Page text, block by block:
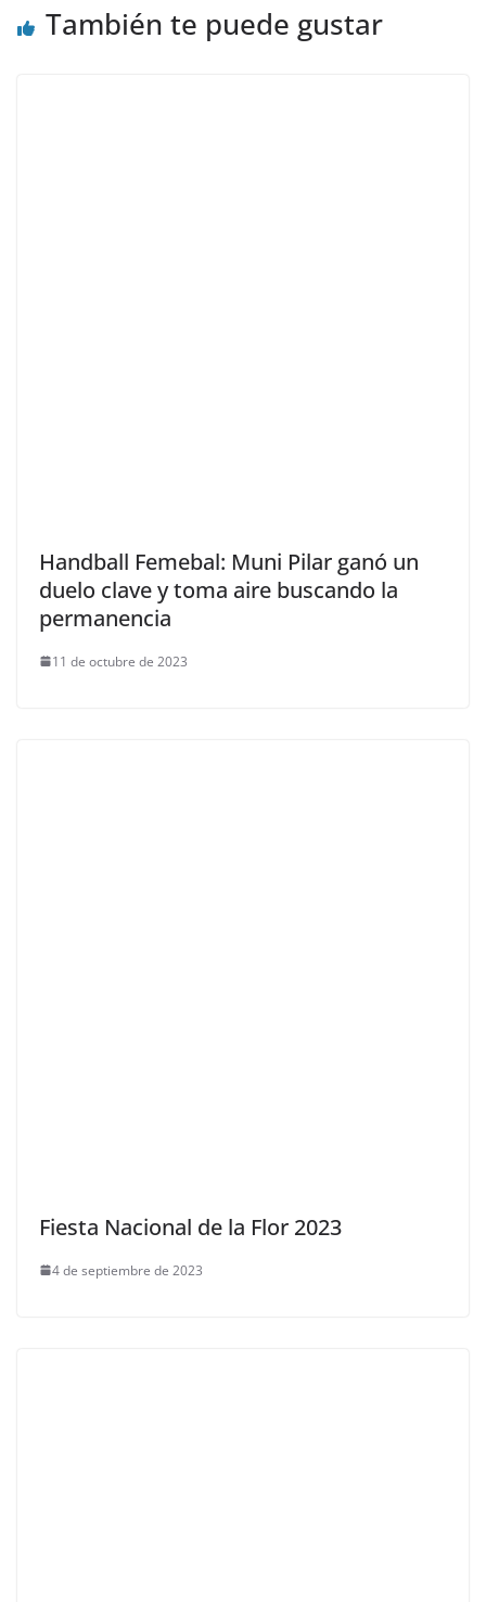
También te puede gustar
Handball Femebal: Muni Pilar ganó un
duelo clave y toma aire buscando la
permanencia
11 de octubre de 2023
Fiesta Nacional de la Flor 2023
4 de septiembre de 2023